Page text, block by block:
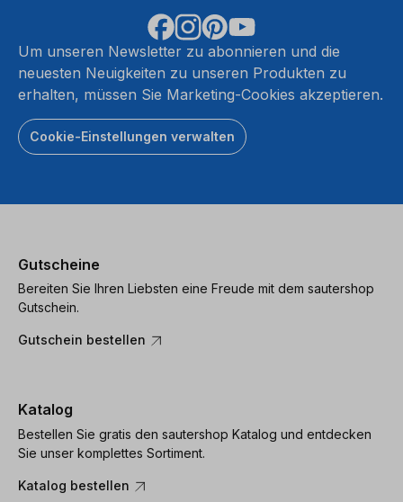
Um unseren Newsletter zu abonnieren und die
neuesten Neuigkeiten zu unseren Produkten zu
erhalten, müssen Sie Marketing-Cookies akzeptieren.
Cookie-Einstellungen verwalten
Gutscheine
Bereiten Sie Ihren Liebsten eine Freude mit dem sautershop
Gutschein.
Gutschein bestellen
Katalog
Bestellen Sie gratis den sautershop Katalog und entdecken
Sie unser komplettes Sortiment.
Katalog bestellen